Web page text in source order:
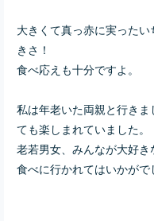
大きくて真っ赤に実った
きさ！
食べ応えも十分ですよ。
私は年老いた両親と行き
ても楽しまれていました。
老若男女、みんなが大好
食べに行かれてはいかがで